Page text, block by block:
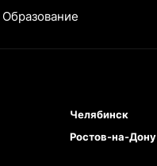
Образование
Челябинск
Ростов-на-Дону